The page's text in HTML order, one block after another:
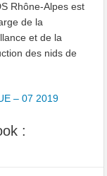
Rhône-Alpes est
de la
et de la
des nids de
– 07 2019
: